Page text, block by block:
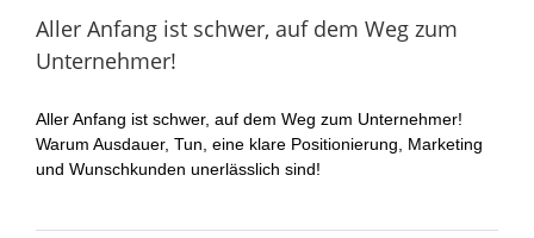
Aller Anfang ist schwer, auf dem Weg zum
Unternehmer!
Aller Anfang ist schwer, auf dem Weg zum Unternehmer!
Warum Ausdauer, Tun, eine klare Positionierung, Marketing
und Wunschkunden unerlässlich sind!